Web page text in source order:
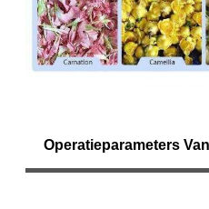
Operatieparameters